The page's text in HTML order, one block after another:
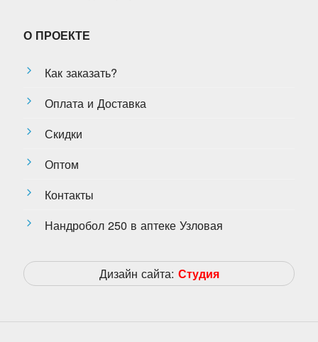
О ПРОЕКТЕ
Как заказать?
Оплата и Доставка
Скидки
Оптом
Контакты
Нандробол 250 в аптеке Узловая
Дизайн сайта: Студия